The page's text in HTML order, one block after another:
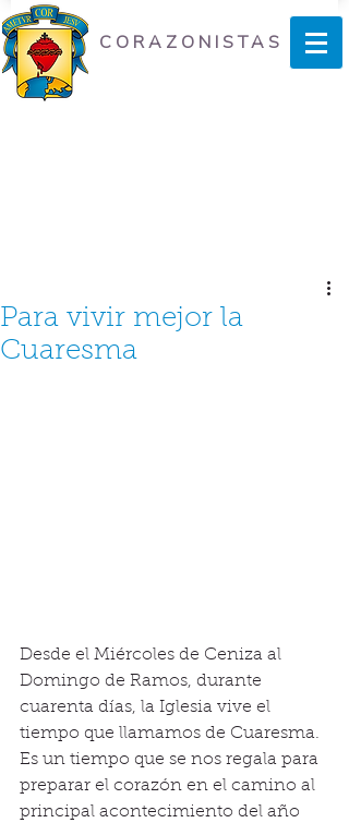
CORAZONISTAS
Para vivir mejor la
Cuaresma
Desde el Miércoles de Ceniza al
Domingo de Ramos, durante
cuarenta días, la Iglesia vive el
tiempo que llamamos de Cuaresma.
Es un tiempo que se nos regala para
preparar el corazón en el camino al
principal acontecimiento del año